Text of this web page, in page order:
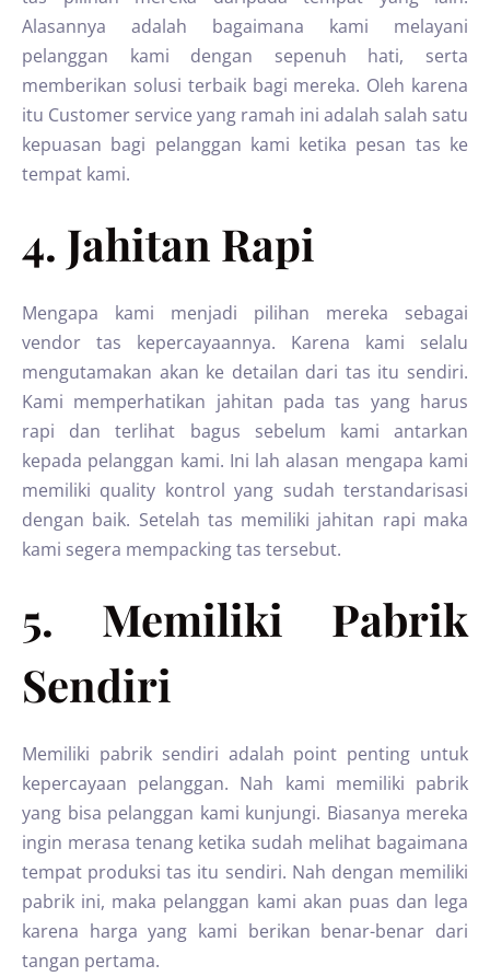
Alasannya adalah bagaimana kami melayani
pelanggan kami dengan sepenuh hati, serta
memberikan solusi terbaik bagi mereka. Oleh karena
itu Customer service yang ramah ini adalah salah satu
kepuasan bagi pelanggan kami ketika pesan tas ke
tempat kami.
4. Jahitan Rapi
Mengapa kami menjadi pilihan mereka sebagai
vendor tas kepercayaannya. Karena kami selalu
mengutamakan akan ke detailan dari tas itu sendiri.
Kami memperhatikan jahitan pada tas yang harus
rapi dan terlihat bagus sebelum kami antarkan
kepada pelanggan kami. Ini lah alasan mengapa kami
memiliki quality kontrol yang sudah terstandarisasi
dengan baik. Setelah tas memiliki jahitan rapi maka
kami segera mempacking tas tersebut.
5. Memiliki Pabrik
Sendiri
Memiliki pabrik sendiri adalah point penting untuk
kepercayaan pelanggan. Nah kami memiliki pabrik
yang bisa pelanggan kami kunjungi. Biasanya mereka
ingin merasa tenang ketika sudah melihat bagaimana
tempat produksi tas itu sendiri. Nah dengan memiliki
pabrik ini, maka pelanggan kami akan puas dan lega
karena harga yang kami berikan benar-benar dari
tangan pertama.